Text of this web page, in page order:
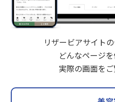
リザービアサイトの
どんなページを
実際の画面をご